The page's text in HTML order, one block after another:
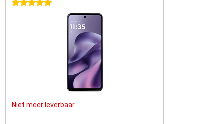
5 sterren
Niet meer leverbaar